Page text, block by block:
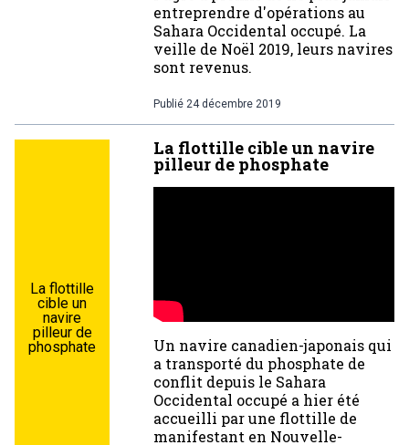
entreprendre d'opérations au
Sahara Occidental occupé. La
veille de Noël 2019, leurs navires
sont revenus.
Publié 24 décembre 2019
La flottille
cible un
navire
pilleur de
phosphate
La flottille cible un navire
pilleur de phosphate
Un navire canadien-japonais qui
a transporté du phosphate de
conflit depuis le Sahara
Occidental occupé a hier été
accueilli par une flottille de
manifestant en Nouvelle-